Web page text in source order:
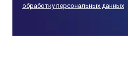
обработку персональных данных